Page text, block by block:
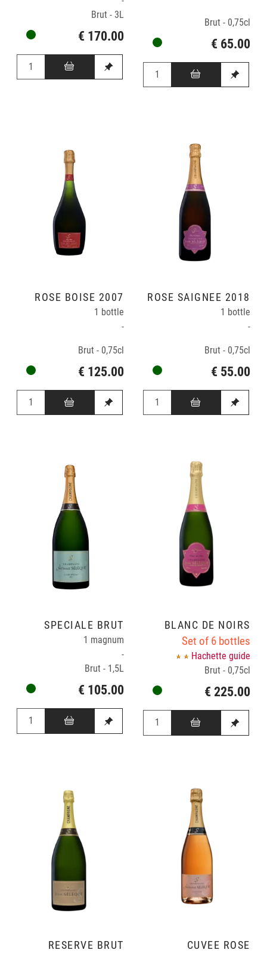
Brut - 3L
€ 170.00
Brut - 0,75cl
€ 65.00
ROSÉ BOISÉ 2007
1 bottle
-
Brut - 0,75cl
€ 125.00
ROSÉ SAIGNÉE 2018
1 bottle
-
Brut - 0,75cl
€ 55.00
SPÉCIALE BRUT
1 magnum
-
Brut - 1,5L
€ 105.00
BLANC DE NOIRS
Set of 6 bottles
Hachette guide
Brut - 0,75cl
€ 225.00
RÉSERVE BRUT CUVÉE ROSÉ